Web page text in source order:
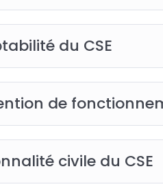
du CSE
de
civile du CSE